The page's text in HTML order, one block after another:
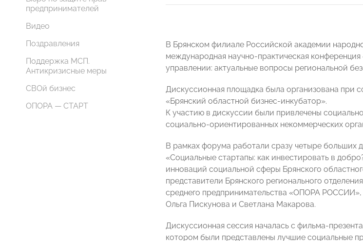
предпринимателей
Видео
Поздравления
Поддержка МСП.
Антикризисные меры
СВОй бизнес
ОПОРА — СТАРТ
В Брянском филиале Российской академии
международная научно-практическая
управлении: актуальные вопросы региональной
Дискуссионная площадка была организована
«Брянский областной бизнес-инкубатор».
К участию в дискуссии были привлечены
социально-ориентированных некоммерческих
В рамках форума работали сразу четыре больших
«Социальные стартапы: как инвестировать в
инноваций социальной сферы Брянского
представители Брянского регионального
среднего предпринимательства «ОПОРА РОССИИ»,
Ольга Пискунова и Светлана Макарова.
Дискуссионная сессия началась с фильма-
котором были представлены лучшие социальные